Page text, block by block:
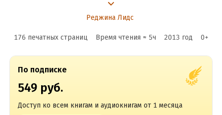
и высвобождения времени
Реджина Лидс
176 печатных страниц Время чтения ≈ 5ч 2013 год 0+
По подписке
549 руб.
Доступ ко всем книгам и аудиокнигам от 1 месяца